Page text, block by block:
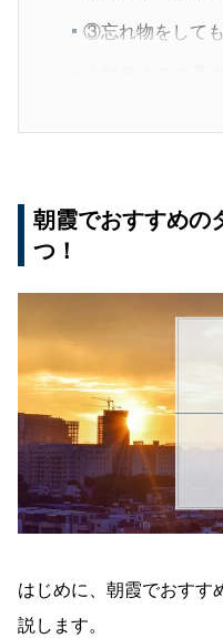
③忘れ物をして
⑤アプリ内決済が
朝霞でタクシーを
朝霞でおすすめの
つ！
はじめに、朝霞でおすす
説します。